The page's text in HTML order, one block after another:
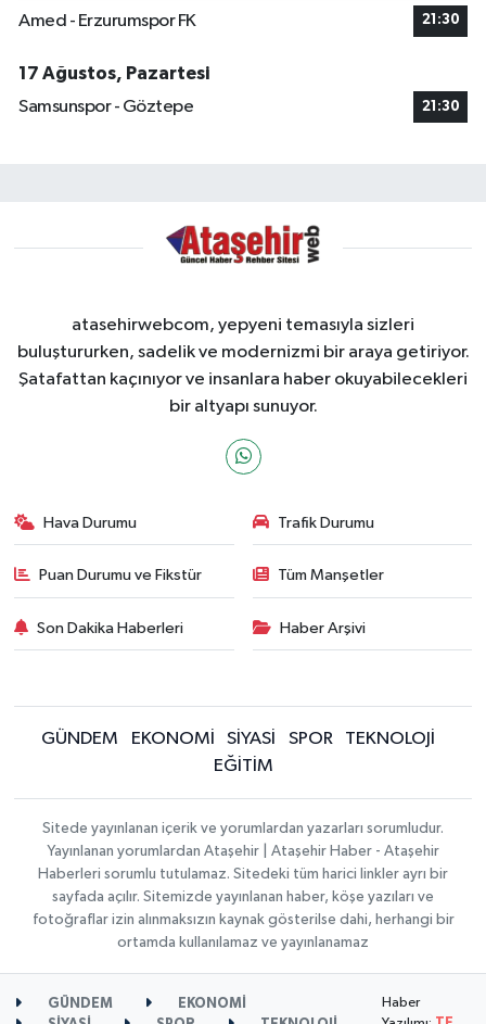
Amed - Erzurumspor FK 21:30
17 Ağustos, Pazartesi
Samsunspor - Göztepe
21:30
atasehirwebcom, yepyeni temasıyla sizleri
buluştururken, sadelik ve modernizmi bir araya getiriyor.
Şatafattan kaçınıyor ve insanlara haber okuyabilecekleri
bir altyapı sunuyor.
Hava Durumu Trafik Durumu
Puan Durumu ve Fikstür Tüm Manşetler
Son Dakika Haberleri Haber Arşivi
GÜNDEM EKONOMİ SİYASİ SPOR
TEKNOLOJİ
EĞİTİM
Sitede yayınlanan içerik ve yorumlardan yazarları sorumludur.
Yayınlanan yorumlardan Ataşehir | Ataşehir Haber - Ataşehir
Haberleri sorumlu tutulamaz. Sitedeki tüm harici linkler ayrı bir
sayfada açılır. Sitemizde yayınlanan haber, köşe yazıları ve
fotoğraflar izin alınmaksızın kaynak gösterilse dahi, herhangi bir
ortamda kullanılamaz ve yayınlanamaz
GÜNDEM
EKONOMİ
Haber